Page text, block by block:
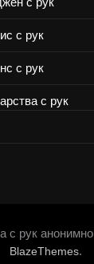
с рук
с рук
с рук
с рук
BlazeThemes.